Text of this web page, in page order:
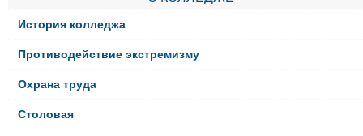
История колледжа
Противодействие экстремизму
Охрана труда
Столовая